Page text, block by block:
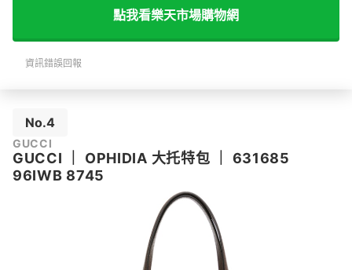
點我看樂天市場購物網
資訊錯誤回報
No.4
GUCCI
GUCCI OPHIDIA 大托特包
631685
96IWB 8745